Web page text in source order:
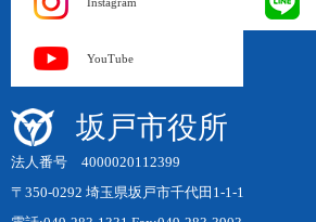
YouTube
坂戸市役所
法人番号 4000020112399
〒350-0292 埼玉県坂戸市千代田1-1-1